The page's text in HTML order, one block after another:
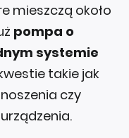
mieszczą około
pompa o
systemie
takie jak
czy